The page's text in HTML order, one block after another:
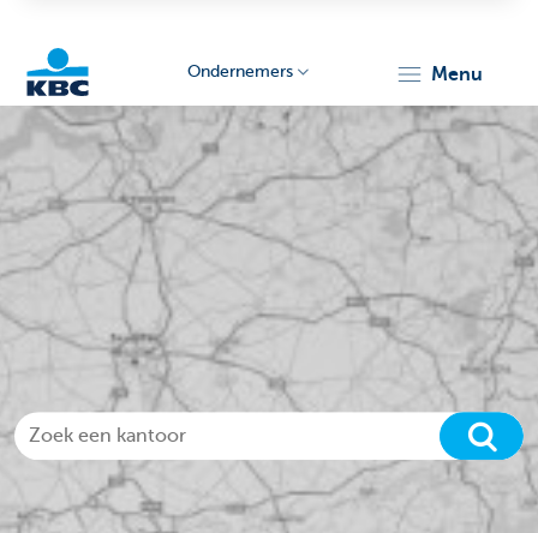
Ondernemers
Ondernemers menu